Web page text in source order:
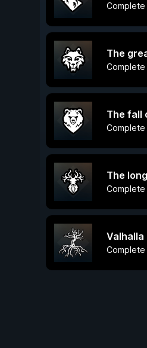
Complete
The
Complete
The fall
Complete
The
Complete
Valhalla
Complete